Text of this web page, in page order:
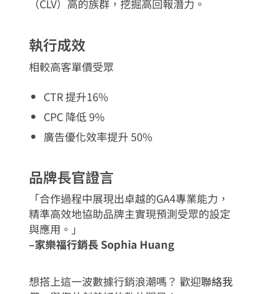
（CLV）高的族群，挖掘高回報潛力。
執行成效
相較高客單價受眾
CTR 提升16%
CPC 降低 9%
廣告優化效率提升 50%
品牌長官證言
「合作過程中展現出卓越的GA4專業能力，
精準高效地協助品牌主實現預測受眾的設定
與應用。」
–家樂福行銷長 Sophia Huang
想搭上這一波數據行銷浪潮嗎？ 歡迎聯絡我